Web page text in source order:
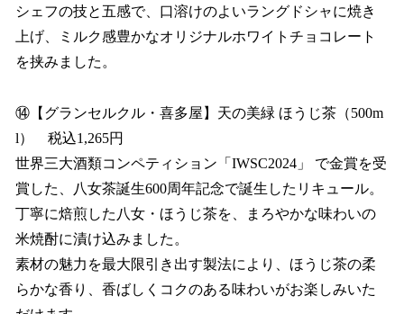
シェフの技と五感で、口溶けのよいラングドシャに焼き
上げ、ミルク感豊かなオリジナルホワイトチョコレート
を挟みました。
⑭【グランセルクル・喜多屋】天の美緑 ほうじ茶（500m
l） 税込1,265円
世界三大酒類コンペティション「IWSC2024」 で金賞を受
賞した、八女茶誕生600周年記念で誕生したリキュール。
丁寧に焙煎した八女・ほうじ茶を、まろやかな味わいの
米焼酎に漬け込みました。
素材の魅力を最大限引き出す製法により、ほうじ茶の柔
らかな香り、香ばしくコクのある味わいがお楽しみいた